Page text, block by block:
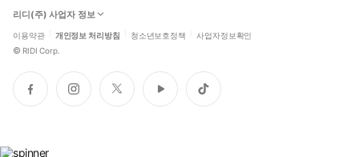
리디(주) 사업자 정보
이용약관 개인정보 처리방침 청소년보호정책 사업자정보확인
© RIDI Corp.
페
이
인
스
트
위
유
튜
틱
톡